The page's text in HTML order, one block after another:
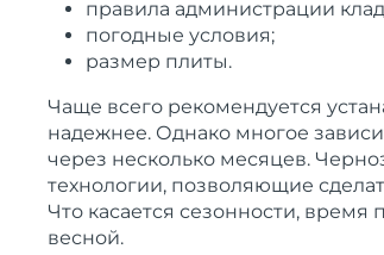
правила администрации
погодные условия;
размер плиты.
Чаще всего рекомендуется
надежнее. Однако многое
через несколько месяцев.
технологии, позволяющие
Что касается сезонности,
весной.